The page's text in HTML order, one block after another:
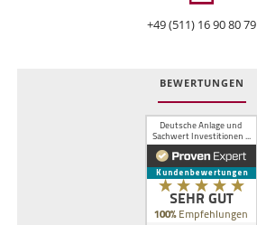
+49 (511) 16 90 80 79
BEWERTUNGEN